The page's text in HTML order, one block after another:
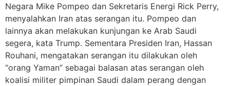
Negara Mike Pompeo dan Sekretaris Energi Rick Perry,
menyalahkan Iran atas serangan itu. Pompeo dan
lainnya akan melakukan kunjungan ke Arab Saudi
segera, kata Trump. Sementara Presiden Iran, Hassan
Rouhani, mengatakan serangan itu dilakukan oleh
“orang Yaman” sebagai balasan atas serangan oleh
koalisi militer pimpinan Saudi dalam perang dengan